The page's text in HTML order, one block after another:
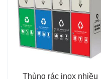
Thùng rác inox nhiều